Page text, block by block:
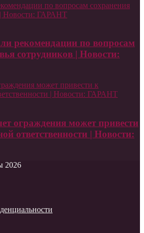
по вопросам сохранения
| Новости: ГАРАНТ
рекомендации по вопросам
сотрудников | Новости:
может привести к
| Новости: ГАРАНТ
ограждения может привести
ответственности | Новости:
2026